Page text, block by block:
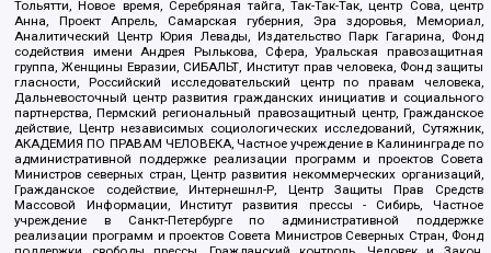
Тольятти, Новое время, Серебряная тайга, Так-Так-Так, центр Сова, центр
Анна, Проект Апрель, Самарская губерния, Эра здоровья, Мемориал,
Аналитический Центр Юрия Левады, Издательство Парк Гагарина, Фонд
содействия имени Андрея Рылькова, Сфера, Уральская правозащитная
группа, Женщины Евразии, СИБАЛЬТ, Институт прав человека, Фонд защиты
гласности, Российский исследовательский центр по правам человека,
Дальневосточный центр развития гражданских инициатив и социального
партнерства, Пермский региональный правозащитный центр, Гражданское
действие, Центр независимых социологических исследований, Сутяжник,
АКАДЕМИЯ ПО ПРАВАМ ЧЕЛОВЕКА, Частное учреждение в Калининграде по
административной поддержке реализации программ и проектов Совета
Министров северных стран, Центр развития некоммерческих организаций,
Гражданское содействие, Интернешнл-Р, Центр Защиты Прав Средств
Массовой Информации, Институт развития прессы - Сибирь, Частное
учреждение в Санкт-Петербурге по административной поддержке
реализации программ и проектов Совета Министров Северных Стран, Фонд